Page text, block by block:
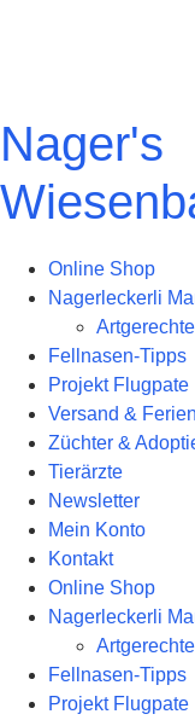
Nager's
Online Shop
Nagerleckerli
Fellnasen-Tipps
Projekt Flugpate
Versand & Ferien
Züchter &
Tierärzte
Newsletter
Mein Konto
Kontakt
Online Shop
Nagerleckerli
Fellnasen-Tipps
Projekt Flugpate